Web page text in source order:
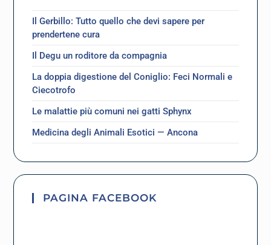
Il Gerbillo: Tutto quello che devi sapere per
prendertene cura
Il Degu un roditore da compagnia
La doppia digestione del Coniglio: Feci Normali e
Ciecotrofo
Le malattie più comuni nei gatti Sphynx
Medicina degli Animali Esotici — Ancona
PAGINA FACEBOOK